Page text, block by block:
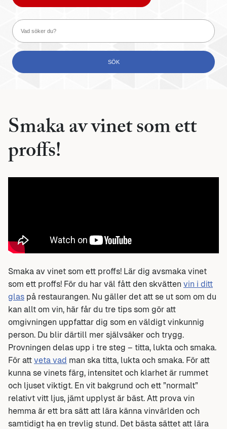
Smaka av vinet som ett
proffs!
Smaka av vinet som ett proffs! Lär dig avsmaka vinet
som ett proffs! För du har väl fått den skvätten vin i ditt
glas på restaurangen. Nu gäller det att se ut som om du
kan allt om vin, här får du tre tips som gör att
omgivningen uppfattar dig som en väldigt vinkunnig
person. Du blir därtill mer självsäker och trygg.
Provningen delas upp i tre steg – titta, lukta och smaka.
För att veta vad man ska titta, lukta och smaka. För att
kunna se vinets färg, intensitet och klarhet är rummet
och ljuset viktigt. En vit bakgrund och ett ”normalt”
relativt vitt ljus, jämt upplyst är bäst. Att prova vin
hemma är ett bra sätt att lära känna vinvärlden och
samtidigt ha en trevlig stund. Det bästa sättet att lära